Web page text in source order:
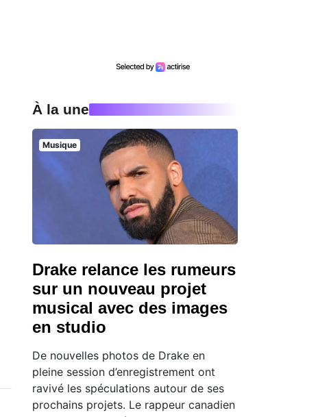
À la une
Musique
Drake relance les rumeurs
sur un nouveau projet
musical avec des images
en studio
De nouvelles photos de Drake en
pleine session d’enregistrement ont
ravivé les spéculations autour de ses
prochains projets. Le rappeur canadien